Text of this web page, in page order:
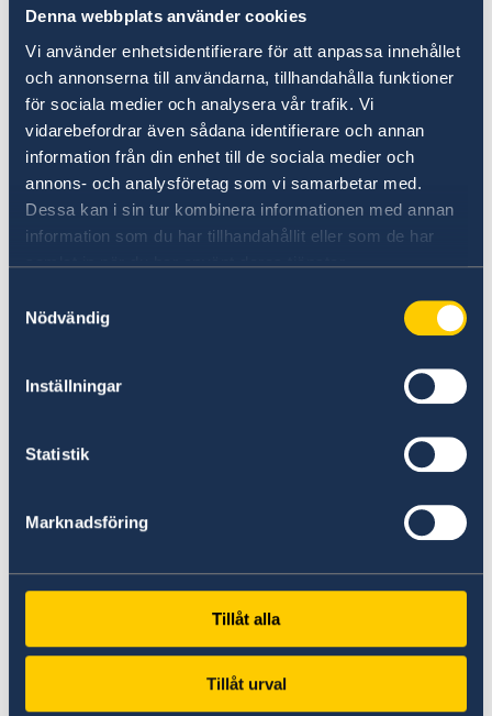
Denna webbplats använder cookies
Vi använder enhetsidentifierare för att anpassa innehållet
och annonserna till användarna, tillhandahålla funktioner
för sociala medier och analysera vår trafik. Vi
vidarebefordrar även sådana identifierare och annan
information från din enhet till de sociala medier och
annons- och analysföretag som vi samarbetar med.
Dessa kan i sin tur kombinera informationen med annan
information som du har tillhandahållit eller som de har
samlat in när du har använt deras tjänster.
Nödvändig
Inställningar
Statistik
Marknadsföring
Tillåt alla
Tillåt urval
och utresedatum.
Följande personer är undantagna kravet:
·Personer som reser med diplomatpass
och servicepass likaså
·Ackrediterad personal vid diplomatiska
beskickningar, hos internationella
respektive familjemedlemmar.
·Personer som reser in i Georgien på
grund av internationella överenskommelser
passagerartransporter.
Observera att det är olagligt att resa in i
Abchazien och Sydossetien via Ryssland och
den som gör det kan få problem senare att resa